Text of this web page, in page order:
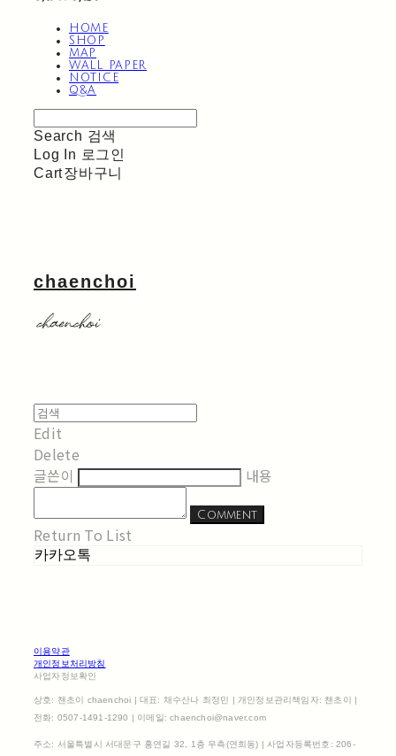
HOME
SHOP
MAP
WALL PAPER
NOTICE
Q&A
Search 검색
Log In 로그인
Cart장바구니
chaenchoi
Edit
Delete
글쓴이
내용
Comment
Return To List
카카오톡
이용약관
개인정보처리방침
사업자정보확인
상호: 챈초이 chaenchoi | 대표: 채수산나 최정민 | 개인정보관리책임자: 챈초이 |
전화: 0507-1491-1290 | 이메일: chaenchoi@naver.com
주소: 서울특별시 서대문구 홍연길 32, 1층 우측(연희동) | 사업자등록번호: 206-